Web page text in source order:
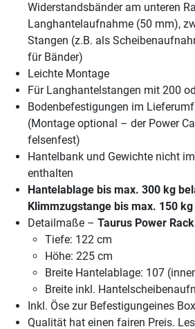
Widerstandsbänder am unteren
Langhantelaufnahme (50 mm),
Stangen (z.B. als
für Bänder)
Leichte Montage
Für Langhantelstangen mit 200
Bodenbefestigungen im
(Montage optional – der Power
felsenfest)
Hantelbank und Gewichte nicht
enthalten
Hantelablage bis max. 300 kg
Klimmzugstange bis max. 150 kg
Detailmaße – Taurus Power Rack
Tiefe: 122 cm
Höhe: 225 cm
Breite Hantelablage: 107
Breite inkl.
Inkl. Öse zur Befestigungeines
Qualität hat einen fairen Preis.